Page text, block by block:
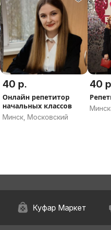
40 р.
Онлайн репетитор
начальных классов
Минск, Московский
40
Куфар Маркет